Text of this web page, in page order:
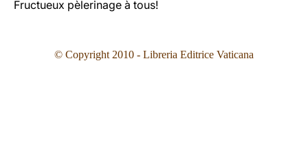
Fructueux pèlerinage à tous!
© Copyright 2010 - Libreria Editrice Vaticana